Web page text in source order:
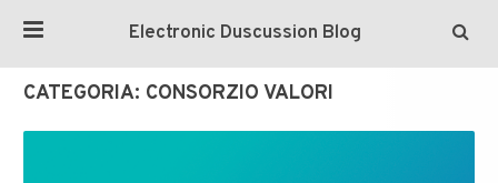
Electronic Duscussion Blog
CATEGORIA: CONSORZIO VALORI